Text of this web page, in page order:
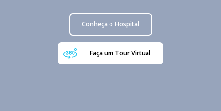
Conheça o Hospital
Faça um Tour Virtual